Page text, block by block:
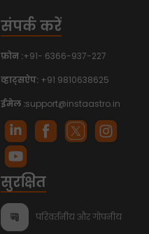
संपर्क करें
फ़ोन :+91- 6366-937-227
व्हाट्सऐप: +91 9810638625
ईमेल :support@instaastro.in
सुरक्षित
परिवर्तनीय और गोपनीय